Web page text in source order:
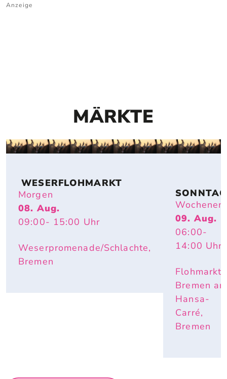
Anzeige
MÄRKTE
WESERFLOHMARKT
Morgen
08. Aug.
09:00- 15:00 Uhr
Weserpromenade/Schlachte,
Bremen
T
09. Aug.
06:00-
14:00 Uhr
Flohmarkt
Bremen
Hansa-
Carré,
Bremen